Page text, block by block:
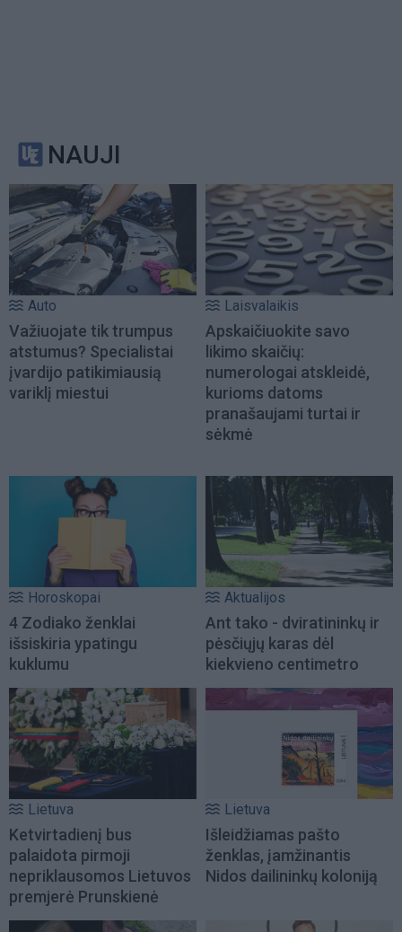
NAUJI
Auto
Važiuojate tik trumpus
atstumus? Specialistai
įvardijo patikimiausią
variklį miestui
Laisvalaikis
Apskaičiuokite savo
likimo skaičių:
numerologai atskleidė,
kurioms datoms
pranašaujami turtai ir
sėkmė
Horoskopai
4 Zodiako ženklai
išsiskiria ypatingu
kuklumu
Aktualijos
Ant tako - dviratininkų ir
pėsčiųjų karas dėl
kiekvieno centimetro
Lietuva
Ketvirtadienį bus
palaidota pirmoji
nepriklausomos Lietuvos
premjerė Prunskienė
Lietuva
Išleidžiamas pašto
ženklas, įamžinantis
Nidos dailininkų koloniją